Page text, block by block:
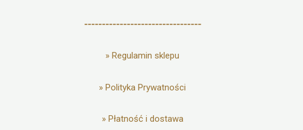
---------------------------------
»Regulamin sklepu
»Polityka Prywatności
» Płatność i dostawa